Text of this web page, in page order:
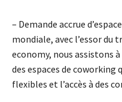
– Demande accrue
mondiale, avec l’essor du
economy, nous assistons
des espaces de coworking
flexibles et l’accès à des